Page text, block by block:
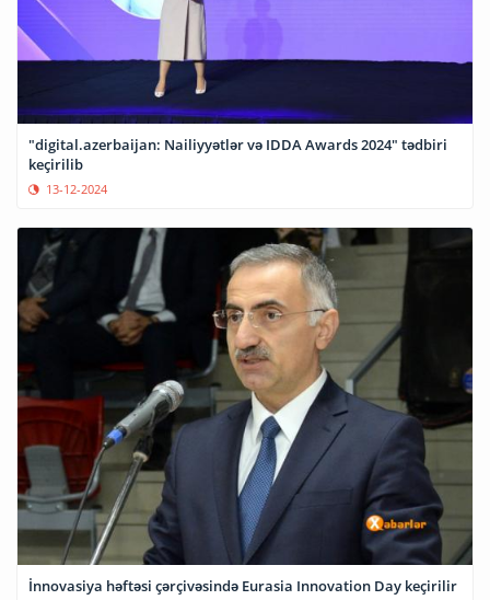
"digital.azerbaijan: Nailiyyətlər və IDDA Awards 2024" tədbiri
keçirilib
13-12-2024
İnnovasiya həftəsi çərçivəsində Eurasia Innovation Day keçirilir